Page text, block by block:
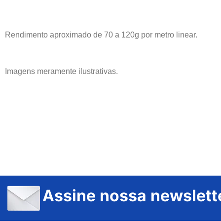
Rendimento aproximado de 70 a 120g por metro linear.
Imagens meramente ilustrativas.
Assine nossa